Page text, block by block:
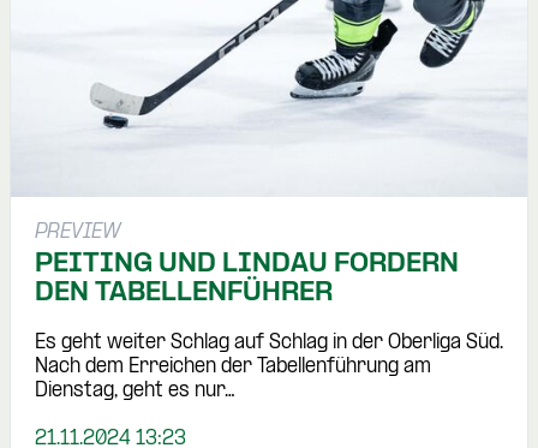
PREVIEW
PEITING UND LINDAU FORDERN
DEN TABELLENFÜHRER
Es geht weiter Schlag auf Schlag in der Oberliga Süd.
Nach dem Erreichen der Tabellenführung am
Dienstag, geht es nur…
21.11.2024 13:23